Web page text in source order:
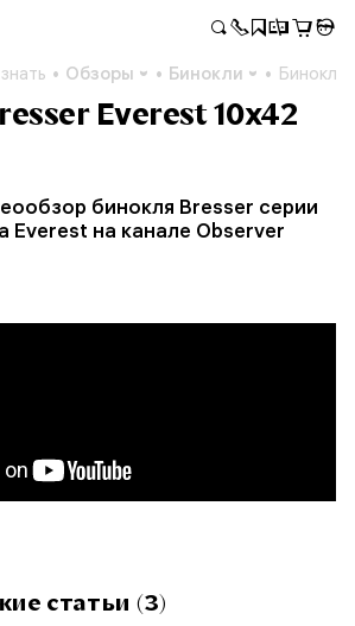
Обзоры Бинокли
Everest 10x42
бинокля Bresser серии
Everest на канале Observer
статьи (3)